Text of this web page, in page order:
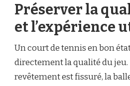
Préserver la
et l’expérience
Un court de tennis en bon
directement la qualité du jeu.
revêtement est fissuré, la